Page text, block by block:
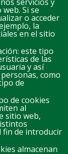
7 8
21 22
28 29
4 5
Si se
o acceder
la
en el sitio
este tipo
de las
y así
como
de
de cookies
al
sitio web,
fin de introducir
almacenan